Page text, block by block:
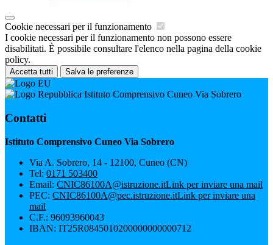
Cookie necessari per il funzionamento
I cookie necessari per il funzionamento non possono essere
disabilitati. È possibile consultare l'elenco nella pagina della cookie
policy.
Accetta tutti Salva le preferenze
Istituto Comprensivo Cuneo Via Sobrero
Contatti
Istituto Comprensivo Cuneo Via Sobrero
Via A. Sobrero, 14 - 12100, Cuneo (CN)
Tel: 0171 503400
Email: CNIC86100A@istruzione.itLink per inviare una mail
PEC: CNIC86100A@pec.istruzione.itLink per inviare una
mail
C.F.: 96093960043
IBAN: IT25R0845010200000000000712